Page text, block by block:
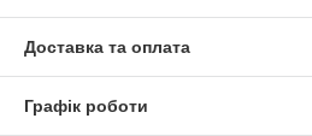
Доставка та оплата
Графік роботи